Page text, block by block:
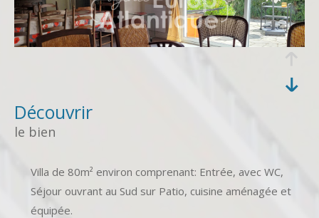
découvrir
le bien
Villa de 80m² environ comprenant: Entrée, avec WC,
Séjour ouvrant au Sud sur Patio, cuisine aménagée et
équipée.